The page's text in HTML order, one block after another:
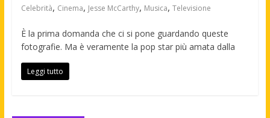
Celebrità, Cinema, Jesse McCarthy, Musica, Televisione
È la prima domanda che ci si pone guardando queste
fotografie. Ma è veramente la pop star più amata dalla
Leggi tutto